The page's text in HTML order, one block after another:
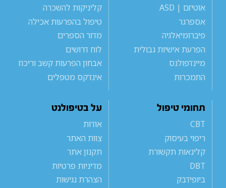
אוטיזם | ASD
אספרגר
פיברומיאלגיה
הפרעת אישיות גבולית
מיינדפולנס
התמכרות
קליניקות להשכרה
טיפול בהפרעות אכילה
מדור הספרים
לוח דרושים
אבחון הפרעות קשב וריכוז
אינדקס מטפלים
תחומי טיפול
CBT
ריפוי בעיסוק
קלינאות תקשורת
DBT
ביופידבק
על בטיפולנט
אודות
צוות האתר
תקנון אתר
מדיניות פרטיות
הצהרת נגישות